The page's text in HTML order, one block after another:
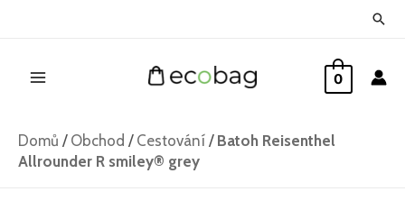
0
Domů / Obchod / Cestování / Batoh Reisenthel
Allrounder R smiley® grey